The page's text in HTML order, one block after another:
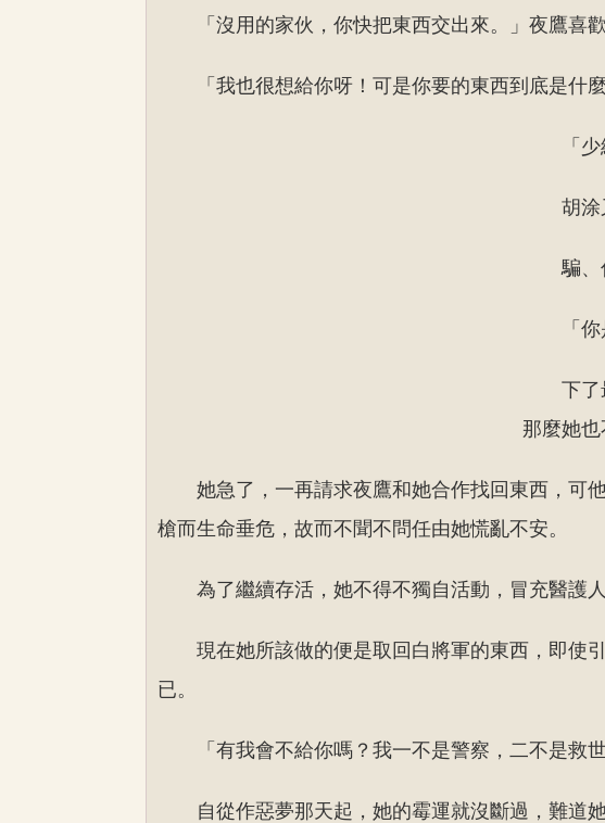
「沒用的家伙，你快把東西交出來。」夜鷹喜
「我也很想給你呀！可是你要的東西到底是什
「
胡涂
騙、
「
下了
那麼她也
她急了，一再請求夜鷹和她合作找回東西，可
槍而生命垂危，故而不聞不問任由她慌亂不安。
為了繼續存活，她不得不獨自活動，冒充醫護
現在她所該做的便是取回白將軍的東西，即使
已。
「有我會不給你嗎？我一不是警察，二不是救
自從作惡夢那天起，她的霉運就沒斷過，難道